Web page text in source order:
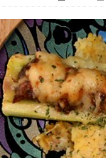
[ 14. März 2026 ]